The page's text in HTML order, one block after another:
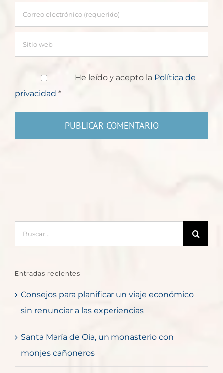
He leído y acepto la Política de
privacidad *
Entradas recientes
Consejos para planificar un viaje económico
sin renunciar a las experiencias
Santa María de Oia, un monasterio con
monjes cañoneros